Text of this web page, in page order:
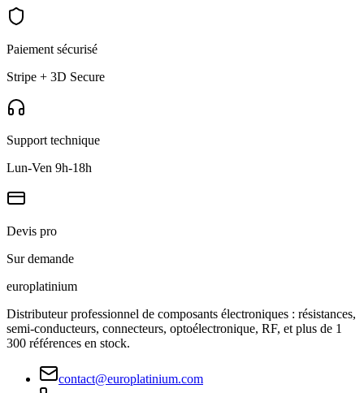
Paiement sécurisé
Stripe + 3D Secure
Support technique
Lun-Ven 9h-18h
Devis pro
Sur demande
europlatinium
Distributeur professionnel de composants électroniques : résistances,
semi-conducteurs, connecteurs, optoélectronique, RF, et plus de 1
300 références en stock.
contact@europlatinium.com